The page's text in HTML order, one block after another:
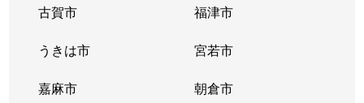
古賀市 福津市
うきは市 宮若市
嘉麻市 朝倉市